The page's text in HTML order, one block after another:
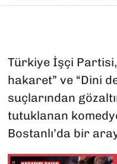
Türkiye İşçi
hakaret” ve “Dini
suçlarından
tutuklanan
Bostanlı’da bir